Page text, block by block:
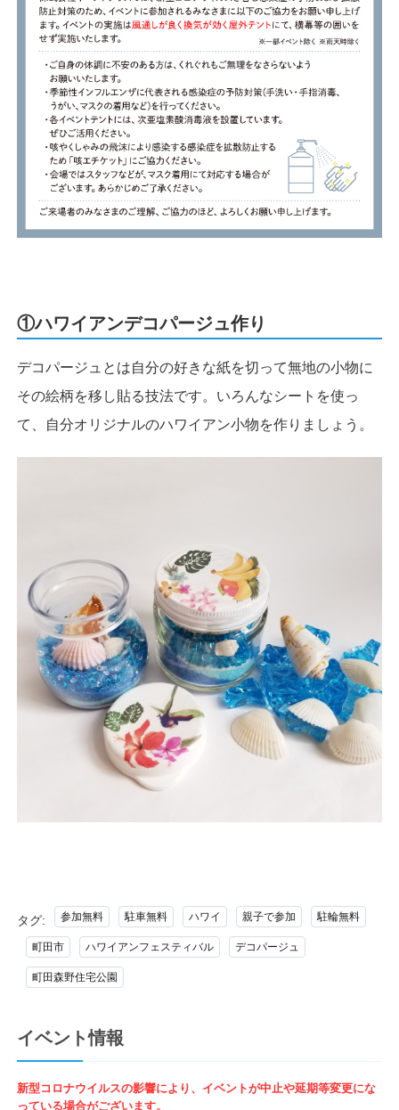
①ハワイアンデコパージュ作り
デコパージュとは自分の好きな紙を切って無地の小物に
その絵柄を移し貼る技法です。いろんなシートを使っ
て、自分オリジナルのハワイアン小物を作りましょう。
タグ: 参加無料 駐車無料 ハワイ 親子で参加 駐輪無料
町田市 ハワイアンフェスティバル デコパージュ
町田森野住宅公園
イベント情報
新型コロナウイルスの影響により、イベントが中止や延期等変更にな
っている場合がございます。